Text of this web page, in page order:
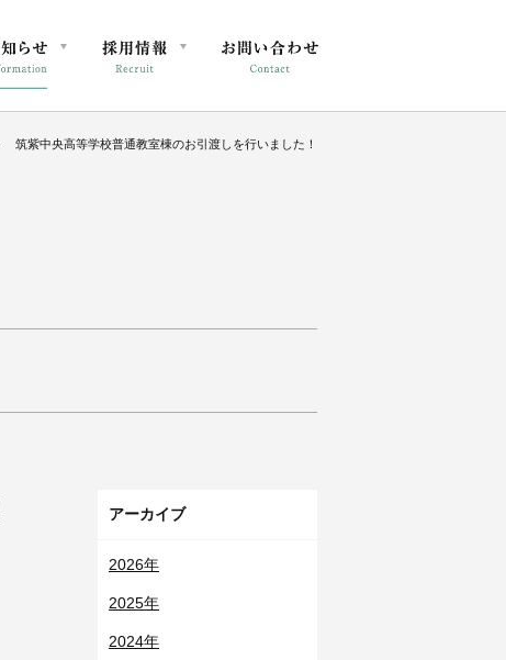
筑紫中央高等学校普通教室棟のお引渡しを行いました！
アーカイブ
2026年
2025年
2024年